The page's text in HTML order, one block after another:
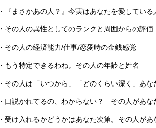
・『まさかあの人？』今実はあなたを愛している
・その人の異性としてのランクと周囲からの評価
・その人の経済能力/仕事/恋愛時の金銭感覚
・もう特定できるわね。その人の年齢と姓名
・その人は「いつから」「どのくらい深く」あ
・口説かれてるの、わからない？ その人があな
・受け入れるかどうかはあなた次第。その人があ